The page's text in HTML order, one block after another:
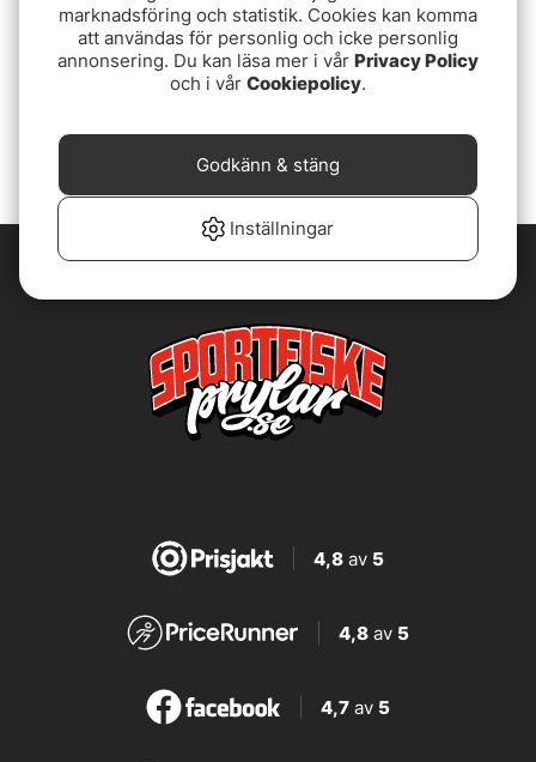
Baitfish Bundle
629 kr
Betyg: (1) 1.0 utav 5
Kinetic Baitfish Trap 8
Holes
4,8av 5
4,8 av 5
4,7 av 5
marknadsföring och statistik. Cookies kan komma
att användas för personlig och icke personlig
annonsering. Du kan läsa mer i vår Privacy Policy
och i vår Cookiepolicy.
Inställningar
Godkänn & stäng